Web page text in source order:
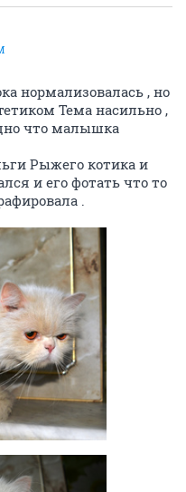
нормализовалась , но
Тема насильно ,
что малышка
Рыжего котика и
и его фотать что то
.